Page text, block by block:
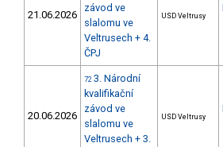
21.06.2026
závod ve
slalomu ve
Veltrusech + 4.
ČPJ
USD Veltrusy
20.06.2026
72 3. Národní
kvalifikační
závod ve
slalomu ve
Veltrusech + 3.
USD Veltrusy